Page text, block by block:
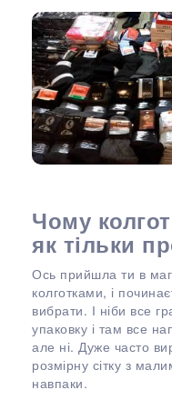
Чому
як тільки
Ось прийшла ти в
колготками, і
вибрати. І ніби все
упаковку і там все
але ні. Дуже часто
розмірну сітку з
навпаки.